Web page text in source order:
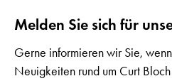
Melden Sie sich für
Gerne informieren wir Sie,
Neuigkeiten rund um Curt